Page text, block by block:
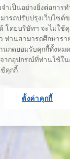
ำเป็นอย่างยิ่งต่อการ
มารถปรับปรุงเว็บไซ
โดยบริษัทฯ จะไม่ใช้
ท่านสามารถศึกษาร
กดยอมรับคุกกี้ทั้งหม
ากอุปกรณ์ที่ท่านใช้ใ
ช้คุกกี้
ตั้งค่าคุกกี้